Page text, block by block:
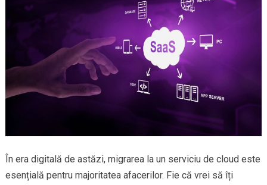
În era digitală de astăzi, migrarea la un serviciu de cloud este
esențială pentru majoritatea afacerilor. Fie că vrei să îți